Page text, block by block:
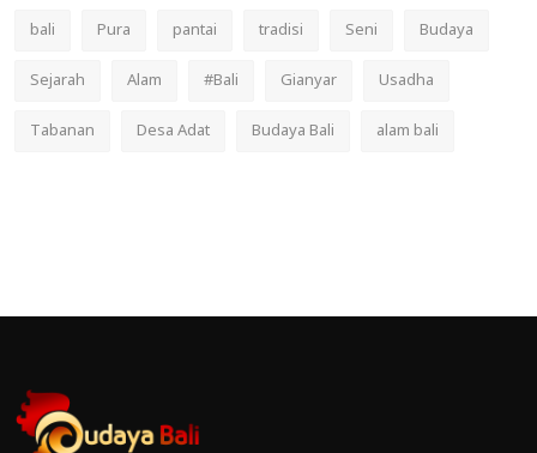
bali Pura pantai tradisi Seni
Budaya
Sejarah
Alam #Bali Gianyar
Usadha
Tabanan
Desa Adat Budaya Bali alam bali